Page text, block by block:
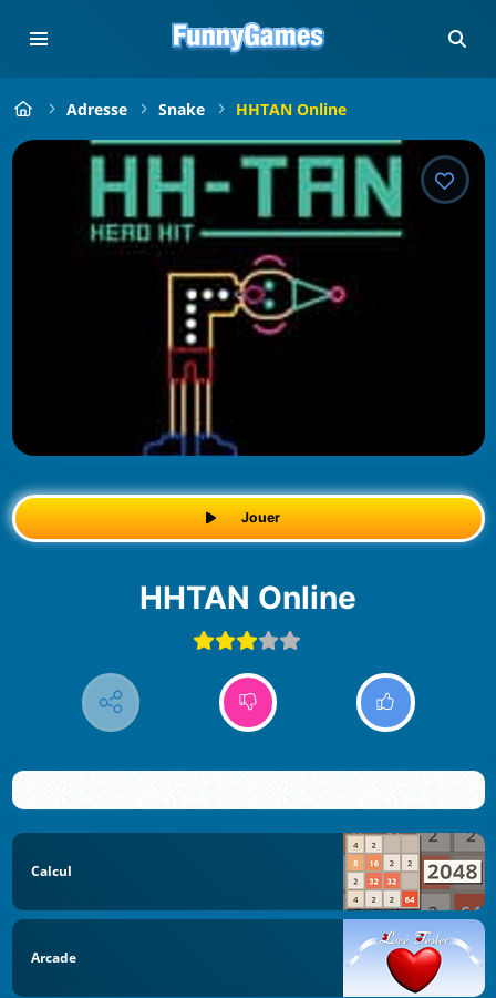
Adresse Snake HHTAN Online
Jouer
HHTAN Online
Calcul
Arcade